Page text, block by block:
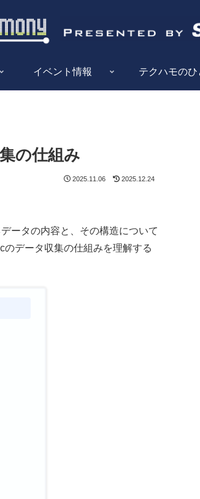
イベント情報 テクハモのひ
の仕組み
2025.11.06 2025.12.24
ータの内容と、その構造について
データ収集の仕組みを理解する